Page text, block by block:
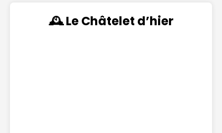
🕰️ Le Châtelet d’hier